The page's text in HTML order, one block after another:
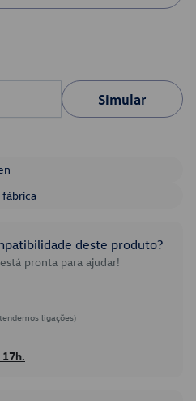
Simular
deste produto?
pronta para ajudar!
ligações)